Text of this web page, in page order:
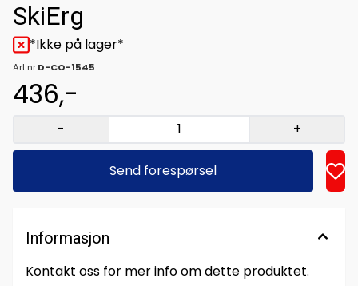
SkiErg
*Ikke på lager*
Art.nr:D-CO-1545
436,-
- +
Send forespørsel
Informasjon
Kontakt oss for mer info om dette produktet.